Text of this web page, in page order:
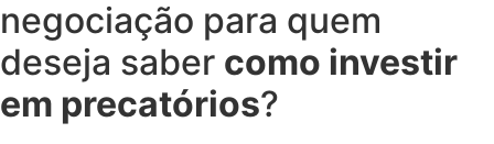
negociação para quem
deseja saber como investir
em precatórios?